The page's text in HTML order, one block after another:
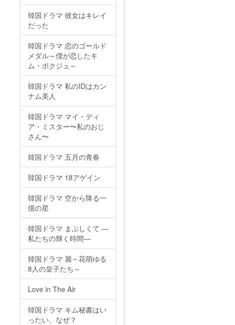
韓国ドラマ 彼女はキレイ
だった
韓国ドラマ 恋のゴールド
メダル～僕が恋したキ
ム・ボクジュ～
韓国ドラマ 私のIDはカン
ナム美人
韓国ドラマ マイ・ディ
ア・ミスター〜私のおじ
さん〜
韓国ドラマ 五月の青春
韓国ドラマ 18アゲイン
韓国ドラマ 空から降る一
億の星
韓国ドラマ まぶしくて ―
私たちの輝く時間―
韓国ドラマ 麗～花萌ゆる
8人の皇子たち～
Love in The Air
韓国ドラマ キム秘書はい
ったい、なぜ？